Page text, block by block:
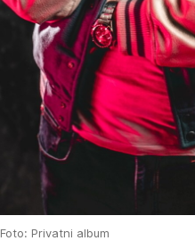
Foto: Privatni album